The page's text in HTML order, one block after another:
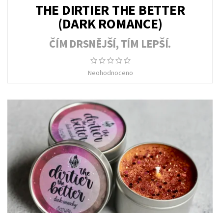
THE DIRTIER THE BETTER
(DARK ROMANCE)
ČÍM DRSNĚJŠÍ, TÍM LEPŠÍ.
Neohodnoceno